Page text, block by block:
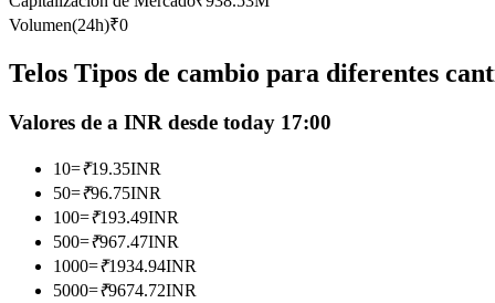
Futuros que utilizan USDC como garantía
Copiar Trading
Únete a los mejores traders
Volumen(24h)₹0
Telos Tipos de cambio para diferentes
Valores de a INR desde today 17:00
10=₹19.35INR
50=₹96.75INR
100=₹193.49INR
500=₹967.47INR
1000=₹1934.94INR
5000=₹9674.72INR